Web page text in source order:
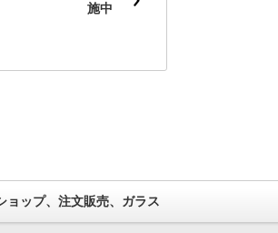
施中
ョップ、注文販売、ガラス